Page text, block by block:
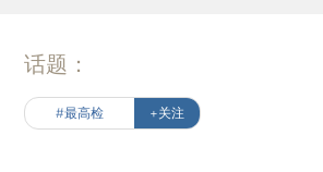
话题：
#最高检 +关注